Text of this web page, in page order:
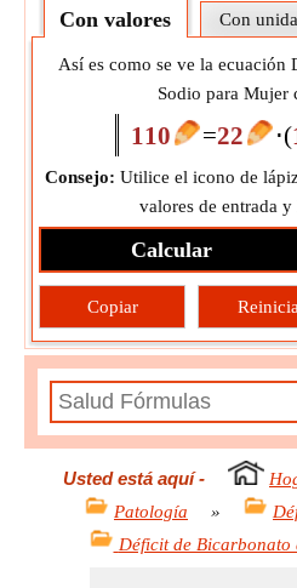
Con valores Con
Así es como se ve la ecuación
Sodio para Mujer
110 =22 ⋅(
Consejo: Utilice el icono de
valores de entrada y
Calcular
Copiar
Usted está aquí-
Patología
»
Déficit de